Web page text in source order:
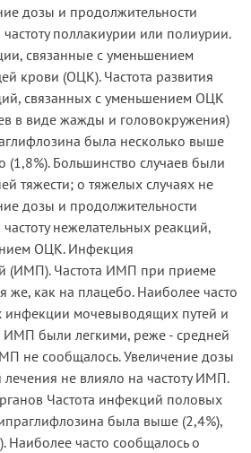
дозы и продолжительности
поллакиурии или полиурии.
связанные с уменьшением
крови (ОЦК). Частота развития
связанных с уменьшением ОЦК
в виде жажды и головокружения)
была несколько выше
(1,8%). Большинство случаев были
тяжести; о тяжелых случаях не
дозы и продолжительности
нежелательных реакций,
ОЦК. Инфекция
(ИМП). Частота ИМП при приеме
же, как на плацебо. Наиболее часто
инфекции мочевыводящих путей и
ИМП были легкими, реже - средней
не сообщалось. Увеличение дозы
не влияло на частоту ИМП.
Частота инфекций половых
была выше (2,4%),
Наиболее часто сообщалось о